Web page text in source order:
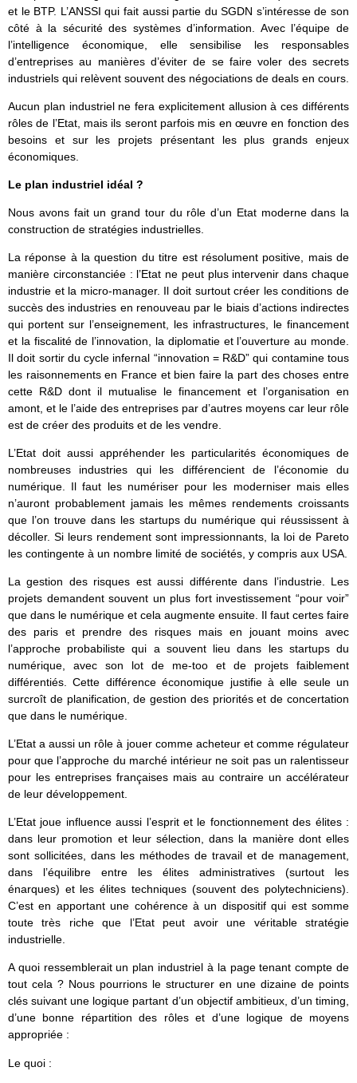
et le BTP. L’ANSSI qui fait aussi partie du SGDN s’intéresse de son
côté à la sécurité des systèmes d’information. Avec l’équipe de
l’intelligence économique, elle sensibilise les responsables
d’entreprises au manières d’éviter de se faire voler des secrets
industriels qui relèvent souvent des négociations de deals en cours.
Aucun plan industriel ne fera explicitement allusion à ces différents
rôles de l’Etat, mais ils seront parfois mis en œuvre en fonction des
besoins et sur les projets présentant les plus grands enjeux
économiques.
Le plan industriel idéal ?
Nous avons fait un grand tour du rôle d’un Etat moderne dans la
construction de stratégies industrielles.
La réponse à la question du titre est résolument positive, mais de
manière circonstanciée : l’Etat ne peut plus intervenir dans chaque
industrie et la micro-manager. Il doit surtout créer les conditions de
succès des industries en renouveau par le biais d’actions indirectes
qui portent sur l’enseignement, les infrastructures, le financement
et la fiscalité de l’innovation, la diplomatie et l’ouverture au monde.
Il doit sortir du cycle infernal “innovation = R&D” qui contamine tous
les raisonnements en France et bien faire la part des choses entre
cette R&D dont il mutualise le financement et l’organisation en
amont, et le l’aide des entreprises par d’autres moyens car leur rôle
est de créer des produits et de les vendre.
L’Etat doit aussi appréhender les particularités économiques de
nombreuses industries qui les différencient de l’économie du
numérique. Il faut les numériser pour les moderniser mais elles
n’auront probablement jamais les mêmes rendements croissants
que l’on trouve dans les startups du numérique qui réussissent à
décoller. Si leurs rendement sont impressionnants, la loi de Pareto
les contingente à un nombre limité de sociétés, y compris aux USA.
La gestion des risques est aussi différente dans l’industrie. Les
projets demandent souvent un plus fort investissement “pour voir”
que dans le numérique et cela augmente ensuite. Il faut certes faire
des paris et prendre des risques mais en jouant moins avec
l’approche probabiliste qui a souvent lieu dans les startups du
numérique, avec son lot de me-too et de projets faiblement
différentiés. Cette différence économique justifie à elle seule un
surcroît de planification, de gestion des priorités et de concertation
que dans le numérique.
L’Etat a aussi un rôle à jouer comme acheteur et comme régulateur
pour que l’approche du marché intérieur ne soit pas un ralentisseur
pour les entreprises françaises mais au contraire un accélérateur
de leur développement.
L’Etat joue influence aussi l’esprit et le fonctionnement des élites :
dans leur promotion et leur sélection, dans la manière dont elles
sont sollicitées, dans les méthodes de travail et de management,
dans l’équilibre entre les élites administratives (surtout les
énarques) et les élites techniques (souvent des polytechniciens).
C’est en apportant une cohérence à un dispositif qui est somme
toute très riche que l’Etat peut avoir une véritable stratégie
industrielle.
A quoi ressemblerait un plan industriel à la page tenant compte de
tout cela ? Nous pourrions le structurer en une dizaine de points
clés suivant une logique partant d’un objectif ambitieux, d’un timing,
d’une bonne répartition des rôles et d’une logique de moyens
appropriée :
Le quoi :